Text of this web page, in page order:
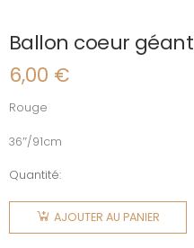
Ballon coeur géant
6,00 €
Rouge
36″/91cm
Quantité:
quantité
de Ballon
coeur
AJOUTER AU PANIER